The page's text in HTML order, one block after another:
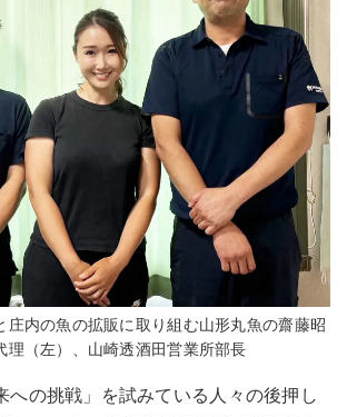
庄内の魚の拡販に取り組む山形丸魚の齋藤昭
理（左）、山崎透酒田営業所部長
への挑戦」を試みている人々の後押し